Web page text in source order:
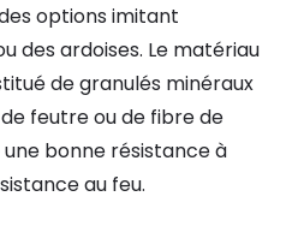
options imitant
des ardoises. Le matériau
de granulés minéraux
feutre ou de fibre de
bonne résistance à
au feu.